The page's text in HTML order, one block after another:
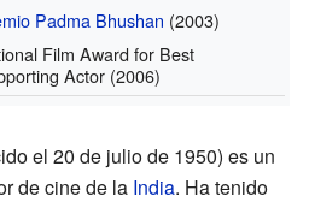
Padma Bhushan (2003)
Film Award for Best
Actor (2006)
el 20 de julio de 1950) es un
de cine de la India. Ha tenido